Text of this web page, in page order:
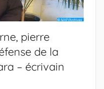
pierre
de la
– écrivain